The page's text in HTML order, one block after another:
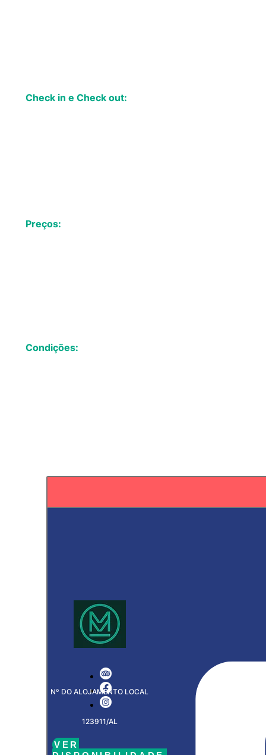
Check in e Check out:
Preços:
Condições:
Nº DO ALOJAMENTO LOCAL
123911/AL
VER